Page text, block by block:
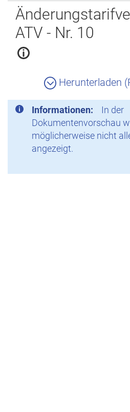
ATV - Nr. 10
Herunterladen
Informationen:
In der
Dokumentenvorschau
möglicherweise nicht
angezeigt.